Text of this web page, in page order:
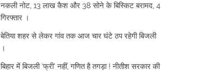
नकली नोट, 13 लाख कैश और 38 सोने के बिस्किट बरामद, 4
गिरफ्तार ।
बेतिया शहर से लेकर गांव तक आज चार घंटे ठप रहेगी बिजली
।
बिहार में बिजली ‘फ्री’ नहीं, गणित है तगड़ा ! नीतीश सरकार की